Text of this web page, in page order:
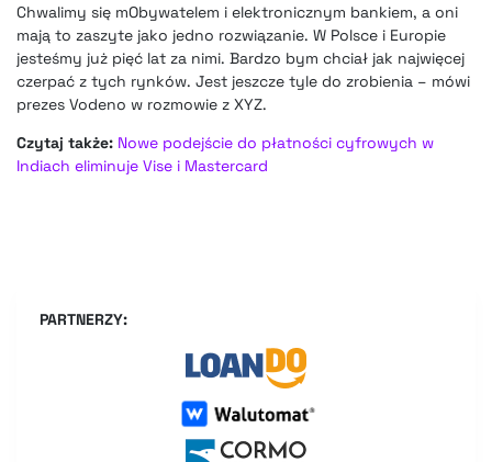
Chwalimy się mObywatelem i elektronicznym bankiem, a oni
mają to zaszyte jako jedno rozwiązanie. W Polsce i Europie
jesteśmy już pięć lat za nimi. Bardzo bym chciał jak najwięcej
czerpać z tych rynków. Jest jeszcze tyle do zrobienia – mówi
prezes Vodeno w rozmowie z XYZ.
Czytaj także: Nowe podejście do płatności cyfrowych w
Indiach eliminuje Vise i Mastercard
PARTNERZY: